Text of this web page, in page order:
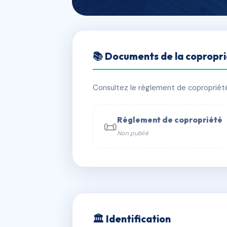
RÉSIDENCE
📍 195 r du general leclerc
📞 Contacter Syndic Digital
📚 Documents de la
Consultez le règlement de
📜Règlement de copropriété
Non publié
🏛 Identification